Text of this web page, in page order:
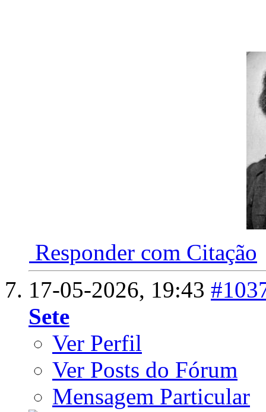
Responder com Citação
17-05-2026, 19:43
Sete
Ver Perfil
Ver Posts do Fórum
Mensagem Particular